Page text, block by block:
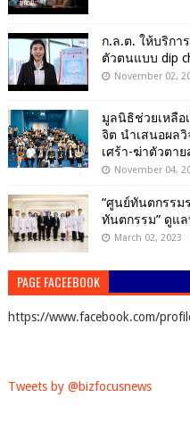
ก.ล.ต. ให้บริกา
ตัวตนแบบ dip
November 02,
มูลนิธิช่วยเหลือ
จิต นำเสนอผลวิ
เศร้า-ฆ่าตัวตาย
November 04,
“ศูนย์ทันตกรรม
ทันตกรรม” ดูแ
March 02, 2023
PAGE FACEEBOOK
https://www.facebook.com/
Tweets by @bizfocusnews